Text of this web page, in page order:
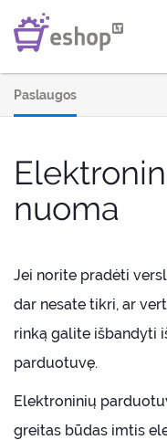
Paslaugos
nuoma
Jei norite pradėti
dar nesate tikri, ar
rinką galite išbandyti
parduotuvę.
Elektroninių
greitas būdas imtis